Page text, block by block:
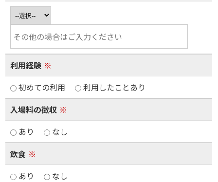
利用経験 ※
初めての利用
利用したことあり
入場料の徴収 ※
あり
なし
飲食 ※
あり
なし